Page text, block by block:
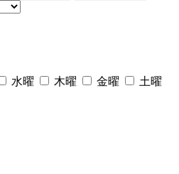
水曜 木曜 金曜 土曜